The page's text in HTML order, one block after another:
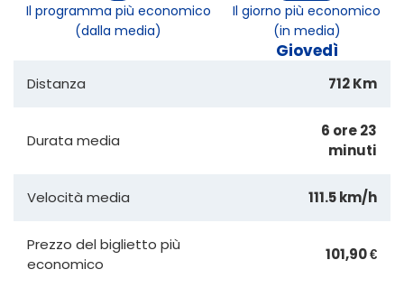
Il programma più economico
(dalla media)
Il giorno più economico
(in media)
Giovedì
Distanza 712 Km
Durata media
6 ore 23
minuti
Velocità media 111.5 km/h
Prezzo del biglietto più
economico
101,90 €